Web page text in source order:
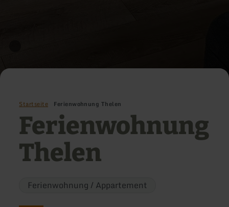
Startseite Ferienwohnung Thelen
Ferienwohnung
Thelen
Ferienwohnung / Appartement